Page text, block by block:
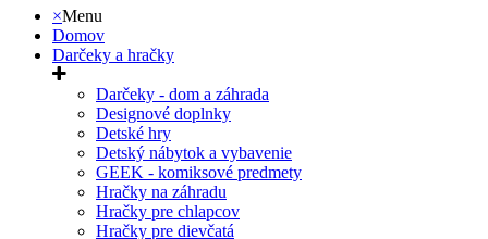
×Menu
Domov
Darčeky a hračky
Darčeky - dom a záhrada
Designové doplnky
Detské hry
Detský nábytok a vybavenie
GEEK - komiksové predmety
Hračky na záhradu
Hračky pre chlapcov
Hračky pre dievčatá